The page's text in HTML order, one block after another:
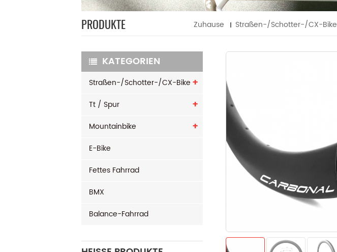
PRODUKTE Zuhause Straßen-/Schotter-/CX-Bike
KATEGORIEN
Straßen-/Schotter-/CX-Bike
Tt / Spur
Mountainbike
E-Bike
Fettes Fahrrad
BMX
Balance-Fahrrad